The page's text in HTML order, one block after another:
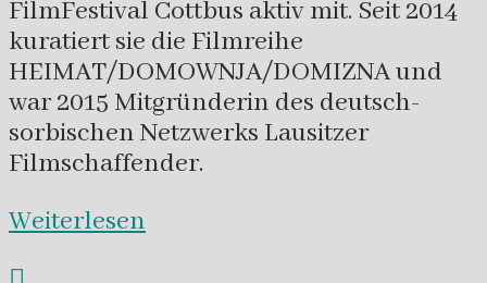
FilmFestival Cottbus aktiv mit. Seit 2014
kuratiert sie die Filmreihe
HEIMAT/DOMOWNJA/DOMIZNA und
war 2015 Mitgründerin des deutsch-
sorbischen Netzwerks Lausitzer
Filmschaffender.
Weiterlesen